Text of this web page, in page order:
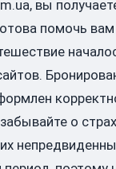
вы
помочь
о